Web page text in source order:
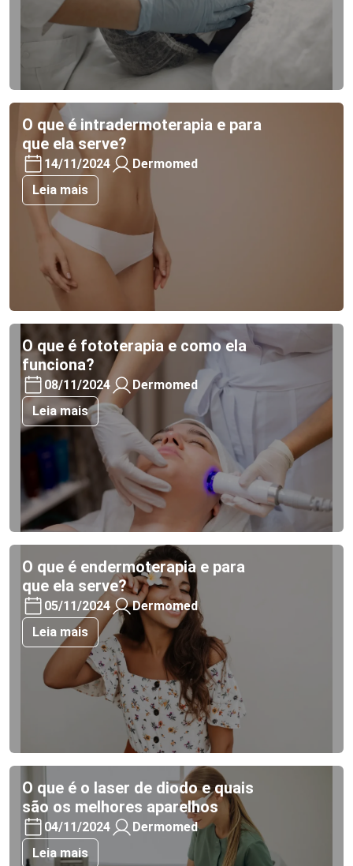
O que é intradermoterapia e para
que ela serve?
14/11/2024
Dermomed
Leia mais
O que é fototerapia e como ela
funciona?
08/11/2024
Dermomed
Leia mais
O que é endermoterapia e para
que ela serve?
05/11/2024
Dermomed
Leia mais
O que é o laser de diodo e quais
são os melhores aparelhos
04/11/2024
Dermomed
Leia mais